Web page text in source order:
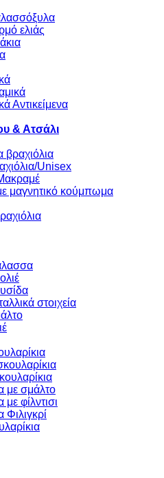
ελιάς
Αντικείμενα
& Ατσάλι
βραχιόλια
Unisex
μαγνητικό κούμπωμα
στοιχεία
με σμάλτο
με φίλντισι
Φιλιγκρί